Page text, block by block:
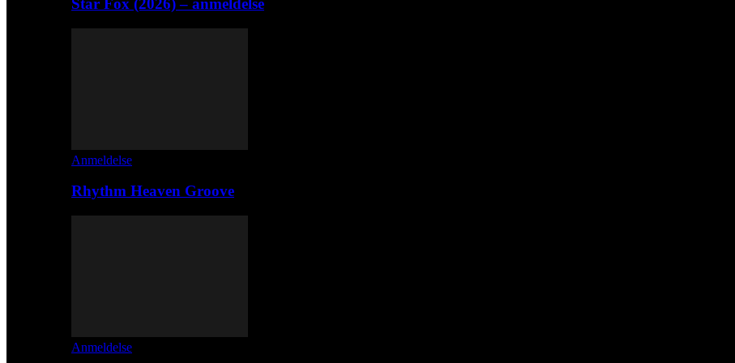
Star Fox (2026) – anmeldelse
Anmeldelse
Rhythm Heaven Groove
Anmeldelse